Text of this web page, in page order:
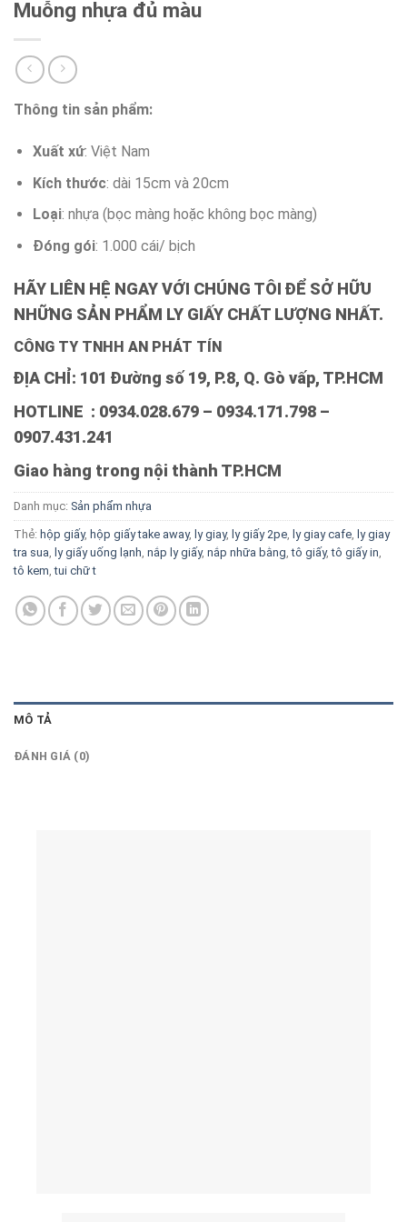
Muỗng nhựa đủ màu
Thông tin sản phẩm:
Xuất xứ: Việt Nam
Kích thước: dài 15cm và 20cm
Loại: nhựa (bọc màng hoặc không bọc màng)
Đóng gói: 1.000 cái/ bịch
HÃY LIÊN HỆ NGAY VỚI CHÚNG TÔI ĐỂ SỞ HỮU
NHỮNG SẢN PHẨM LY GIẤY CHẤT LƯỢNG NHẤT.
CÔNG TY TNHH AN PHÁT TÍN
ĐỊA CHỈ: 101 Đường số 19, P.8, Q. Gò vấp, TP.HCM
HOTLINE : 0934.028.679 – 0934.171.798 –
0907.431.241
Giao hàng trong nội thành TP.HCM
Danh mục: Sản phẩm nhựa
Thẻ: hộp giấy, hộp giấy take away, ly giay, ly giấy 2pe ly giay cafe ly giay
tra sua ly giấy uống lạnh nắp ly giấy, nắp nhữa bằng ,tô giấy,tô giấy in
tô kem ,tui chữ t
MÔ TẢ
ĐÁNH GIÁ (0)